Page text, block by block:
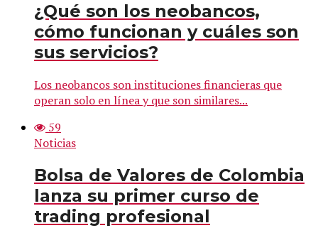
¿Qué son los neobancos,
cómo funcionan y cuáles son
sus servicios?
Los neobancos son instituciones financieras que
operan solo en línea y que son similares...
59
Noticias
Bolsa de Valores de Colombia
lanza su primer curso de
trading profesional